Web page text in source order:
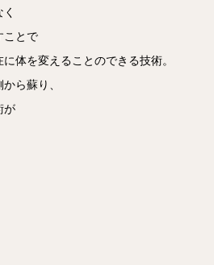
ことで
体を変えることのできる技術。
ら蘇り、
が